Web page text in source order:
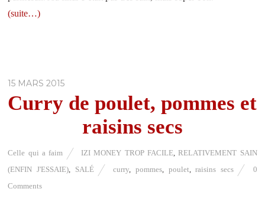
(suite…)
15 MARS 2015
Curry de poulet, pommes et
raisins secs
Celle qui a faim IZI MONEY TROP FACILE,RELATIVEMENT SAIN
(ENFIN J'ESSAIE), SALÉ curry, pommes, poulet,raisins secs
0
Comments